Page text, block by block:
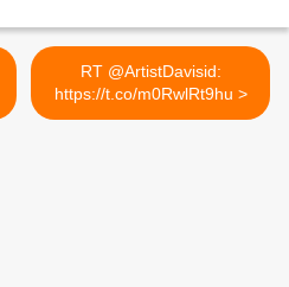
RT @ArtistDavisid:
https://t.co/m0RwlRt9hu >